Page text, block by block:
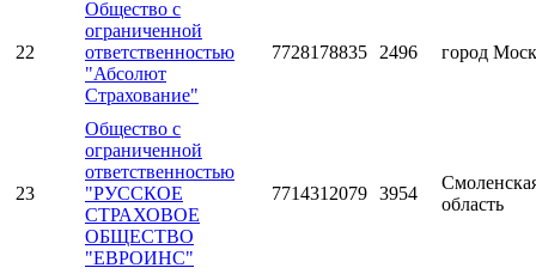
22
Общество с
ограниченной
ответственностью
"Абсолют
Страхование"
7728178835 2496 город
23
Общество с
ограниченной
ответственностью
"РУССКОЕ
СТРАХОВОЕ
ОБЩЕСТВО
"ЕВРОИНС"
7714312079 3954
область